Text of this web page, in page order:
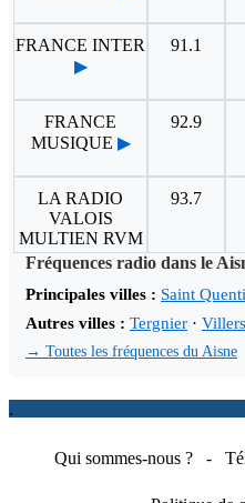
FRANCE INTER
▶
91.1
FRANCE
MUSIQUE ▶
92.9
LA RADIO
VALOIS
MULTIEN RVM
93.7
Fréquences radio dans le
Principales villes : Saint
Autres villes : Tergnier ·
→ Toutes les fréquences du Aisne
.
Qui sommes-nous ? -